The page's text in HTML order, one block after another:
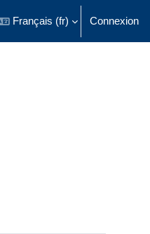
la saisie de
Français ‎(fr)‎ Connexion